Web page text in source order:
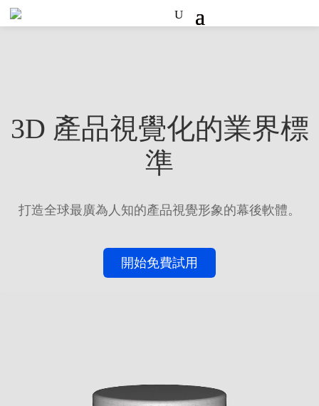
3D 產品視覺化的業界標
準
打造全球最廣為人知的產品視覺形象的幕後軟體。
開始免費試用